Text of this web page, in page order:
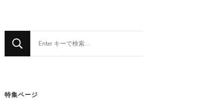
探
特集ページ